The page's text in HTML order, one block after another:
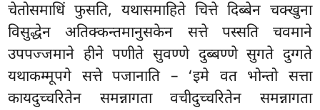
चेतोसमाधिं फुसति, यथासमाहिते चित्ते दिब्बेन चक्खुना
विसुद्धेन अतिक्कन्तमानुसकेन सत्ते पस्सति चवमाने
उपपज्जमाने हीने पणीते सुवण्णे दुब्बण्णे सुगते दुग्गते
यथाकम्मूपगे सत्ते पजानाति – ‘इमे वत भोन्तो सत्ता
कायदुच्चरितेन समन्नागता वचीदुच्चरितेन समन्नागता